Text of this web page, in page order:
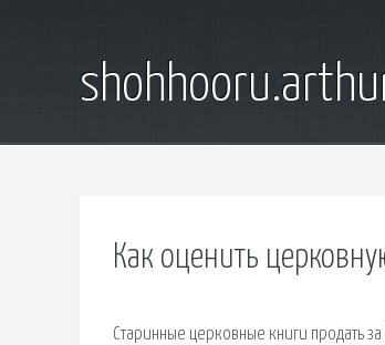
Как оценить
Старинные церковные книги продать